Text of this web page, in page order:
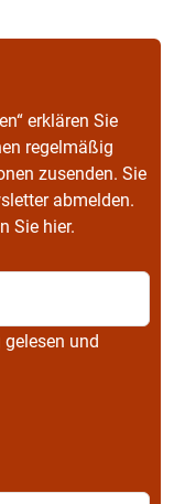
erklären Sie
regelmäßig
zusenden. Sie
abmelden.
Sie hier.
gelesen und